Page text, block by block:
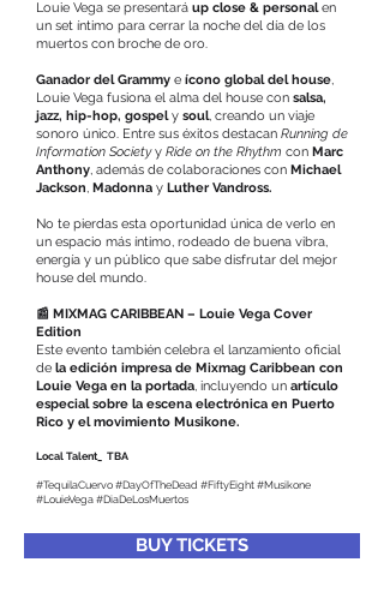
Louie Vega se presentará up close & personalen
un set íntimo para cerrar la noche del día de los
muertos con broche de oro.
Ganador del Grammy e ícono global del house,
Louie Vega fusiona el alma del house con salsa,
jazz, hip-hop, gospely soul, creando un viaje
sonoro único. Entre sus éxitos destacan Running de
Information Societyy Ride on the Rhythm con Marc
Anthony, además de colaboraciones con Michael
Jackson, Madonna y Luther Vandross.
No te pierdas esta oportunidad única de verlo en
un espacio más íntimo, rodeado de buena vibra,
energía y un público que sabe disfrutar del mejor
house del mundo.
📰 MIXMAG CARIBBEAN – Louie Vega Cover
Edition
Este evento también celebra el lanzamiento oficial
de la edición impresa de Mixmag Caribbean con
Louie Vega en la portada, incluyendo un artículo
especial sobre la escena electrónica en Puerto
Rico y el movimiento Musikone.
Local Talent_ TBA
#TequilaCuervo #DayOfTheDead #FiftyEight #Musikone
#LouieVega #DiaDeLosMuertos
BUY TICKETS